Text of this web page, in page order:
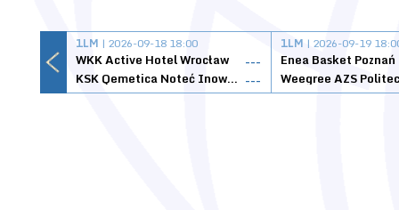
1LM | 2026-09-18 18:00
WKK Active Hotel Wrocław
---
KSK Qemetica Noteć Inowrocław ---
1LM | 2026-09-19
Enea Basket Poznań